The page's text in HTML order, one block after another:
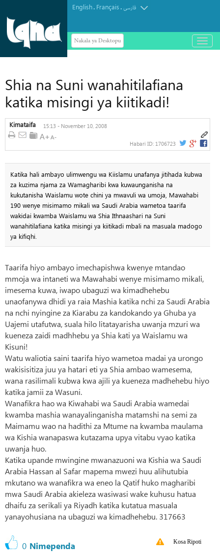
English. Français.فارسی
Nakala ya Desktopu
باز
و
Shia na Suni wanahitilafiana
katika misingi ya kiitikadi!
Kimataifa 15:13 - November 10, 2008
Habari ID: 1706723
Katika hali ambayo ulimwengu wa Kiislamu unafanya jitihada kubwa
za kuzima njama za Wamagharibi kwa kuwaunganisha na
kukutanisha Waislamu wote chini ya mwavuli wa umoja, Mawahabi
190 wenye misimamo mikali wa Saudi Arabia wametoa taarifa
wakidai kwamba Waislamu wa Shia Ithnaashari na Suni
wanahitilafiana katika misingi ya kiitikadi mbali na masuala madogo
ya kifiqhi.
Taarifa hiyo ambayo imechapishwa kwenye mtandao
mmoja wa intaneti wa Mawahabi wenye misimamo mikali,
imesema kuwa, iwapo ubaguzi wa kimadhehebu
unaofanywa dhidi ya raia Mashia katika nchi za Saudi Arabia
na nchi nyingine za Kiarabu za kandokando ya Ghuba ya
Uajemi utafutwa, suala hilo litatayarisha uwanja mzuri wa
kueneza zaidi madhhebu ya Shia kati ya Waislamu wa
Kisuni!
Watu waliotia saini taarifa hiyo wametoa madai ya urongo
wakisisitiza juu ya hatari eti ya Shia ambao wamesema,
wana rasilimali kubwa kwa ajili ya kueneza madhehebu hiyo
katika jamii za Wasuni.
Wanafikra hao wa Kiwahabi wa Saudi Arabia wamedai
kwamba mashia wanayalinganisha matamshi na semi za
Maimamu wao na hadithi za Mtume na kwamba maulama
wa Kishia wanapaswa kutazama upya vitabu vyao katika
uwanja huo.
Katika upande mwingine mwanazuoni wa Kishia wa Saudi
Arabia Hassan al Safar mapema mwezi huu alihutubia
mkutano wa wanafikra wa eneo la Qatif huko magharibi
mwa Saudi Arabia akieleza wasiwasi wake kuhusu hatua
dhaifu za serikali ya Riyadh katika kutatua masuala
yanayohusiana na ubaguzi wa kimadhehebu. 317663
0 Nimependa Kosa Ripoti